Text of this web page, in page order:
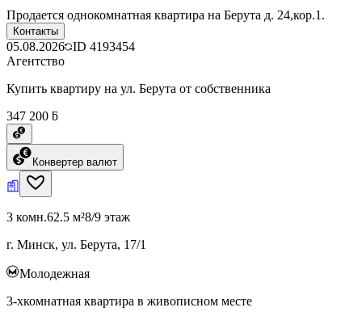
Продается однокомнатная квартира на Берута д. 24,кор.1.
Контакты
05.08.2026 ID 4193454
Агентство
Купить квартиру на ул. Берута от собственника
347 200 ƃ
Конвертер валют
3 комн.62.5 м²8/9 этаж
г. Минск, ул. Берута, 17/1
Молодежная
3-хкомнатная квартира в живописном месте